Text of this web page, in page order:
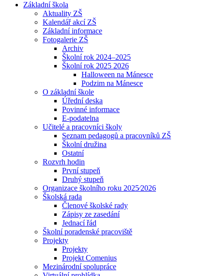
Základní škola
Aktuality ZŠ
Kalendář akcí ZŠ
Základní informace
Fotogalerie ZŠ
Archiv
Školní rok 2024–2025
Školní rok 2025 2026
Halloween na Mánesce
Podzim na Mánesce
O základní škole
Úřední deska
Povinné informace
E-podatelna
Učitelé a pracovníci školy
Seznam pedagogů a pracovníků ZŠ
Školní družina
Ostatní
Rozvrh hodin
První stupeň
Druhý stupeň
Organizace školního roku 2025⁄2026
Školská rada
Členové školské rady
Zápisy ze zasedání
Jednací řád
Školní poradenské pracoviště
Projekty
Projekty
Projekt Comenius
Mezinárodní spolupráce